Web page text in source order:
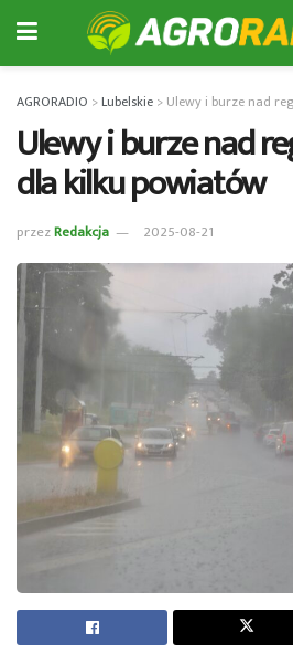
AGRORADIO >Lubelskie > Ulewy i burze nad
Ulewy i burze nad
dla kilku powiatów
przezRedakcja 2025-08-21